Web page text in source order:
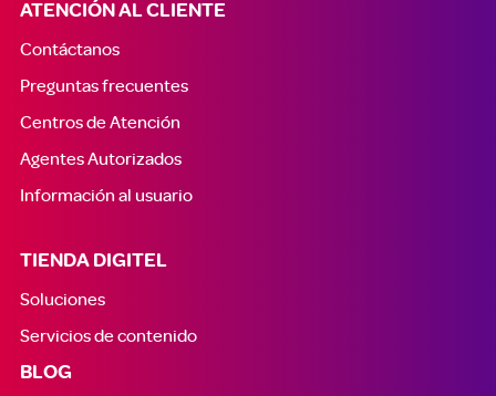
ATENCIÓN AL CLIENTE
Contáctanos
Preguntas frecuentes
Centros de Atención
Agentes Autorizados
Información al usuario
TIENDA DIGITEL
Soluciones
Servicios de contenido
BLOG